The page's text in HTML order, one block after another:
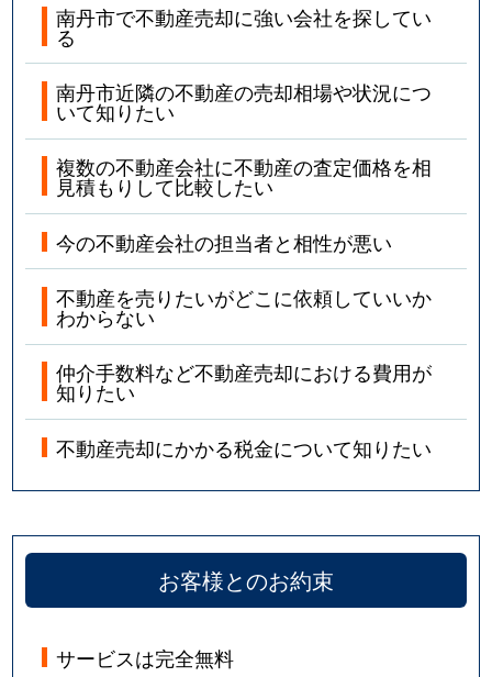
南丹市で不動産売却に強い会社を探してい
る
南丹市近隣の不動産の売却相場や状況につ
いて知りたい
複数の不動産会社に不動産の査定価格を相
見積もりして比較したい
今の不動産会社の担当者と相性が悪い
不動産を売りたいがどこに依頼していいか
わからない
仲介手数料など不動産売却における費用が
知りたい
不動産売却にかかる税金について知りたい
お客様とのお約束
サービスは完全無料